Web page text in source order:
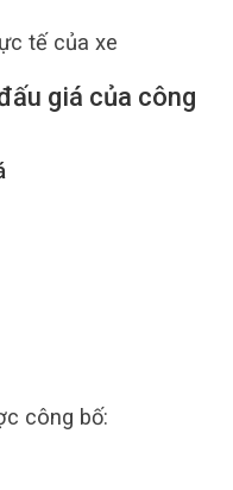
tế của xe
giá của công
công bố: